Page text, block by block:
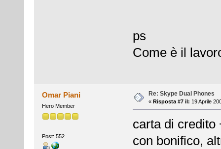
ps
Come è il
Omar Piani
Hero Member
Post: 552
Re: Skype Dual Phones
« Risposta #7 il: 19 Aprile
carta di credito
con bonifico,